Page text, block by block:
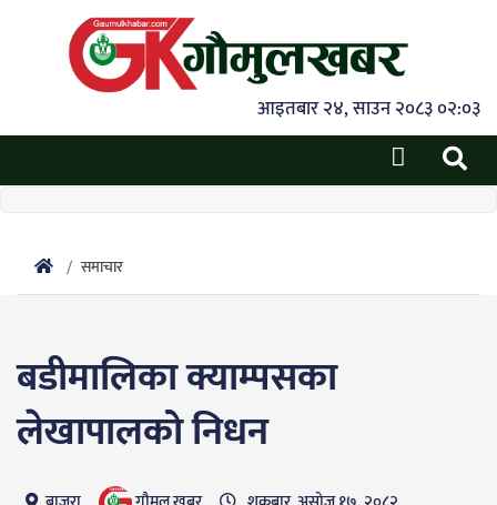
आइतबार २४, साउन २०८३ ०२:०३
समाचार
बडीमालिका क्याम्पसका
लेखापालको निधन